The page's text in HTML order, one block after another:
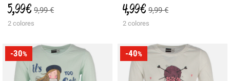
5,99 € 9,99 €
2 colores
4,99 € 9,99 €
2 colores
-30% -40%